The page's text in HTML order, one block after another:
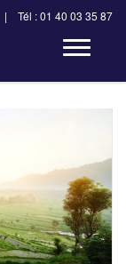
| Tél : 01 40 03 35 87
Toggle